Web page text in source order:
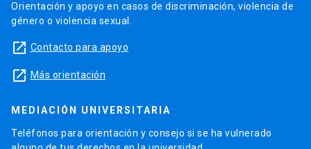
Orientación y apoyo en casos de discriminación, violencia de
género o violencia sexual.
launch Contacto para apoyo
launch Más orientación
MEDIACIÓN UNIVERSITARIA
Teléfonos para orientación y consejo si se ha vulnerado